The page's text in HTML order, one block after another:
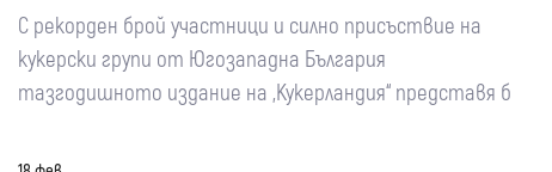
С рекорден брой участници и силно присъствие на
кукерски групи от Югозападна България
тазгодишното издание на „Кукерландия“ представя б